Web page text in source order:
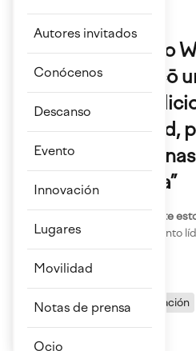
Autores invitados
Conócenos
Descanso
Evento
Innovación
Lugares
Movilidad
Notas de prensa
Ocio
Smart City Expo
Congress: “dōcō
transporte
nueva movilidad,
todas las
puerta a puerta”
dōcō ha estado presente
Expo en Barcelona,
un evento
¡Cuéntame más!
MaaS Evento Innovación